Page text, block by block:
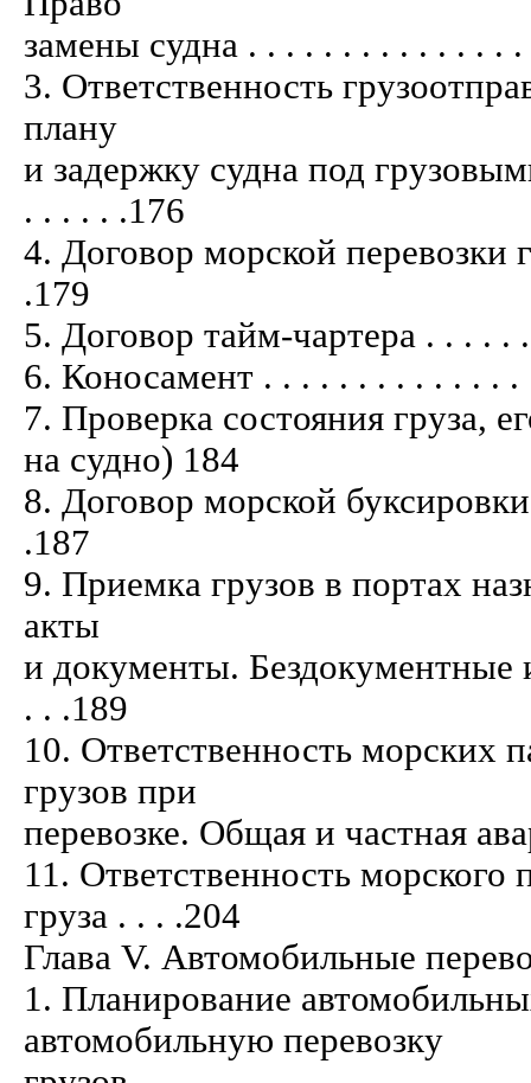
замены судна . . . . . . . . . . . . . .
3. Ответственность
плану
и задержку судна под
. . . . . .176
4. Договор морской перевозки
.179
5. Договор тайм-чартера . . . .
6. Коносамент . . . . . . . . . . . . .
7. Проверка состояния груза,
на судно) 184
8. Договор морской
.187
9. Приемка грузов в портах
акты
и документы. Бездокументные
. . .189
10. Ответственность морских
грузов при
перевозке. Общая и частная
11. Ответственность морского
груза . . . .204
Глава V. Автомобильные
1. Планирование
автомобильную перевозку